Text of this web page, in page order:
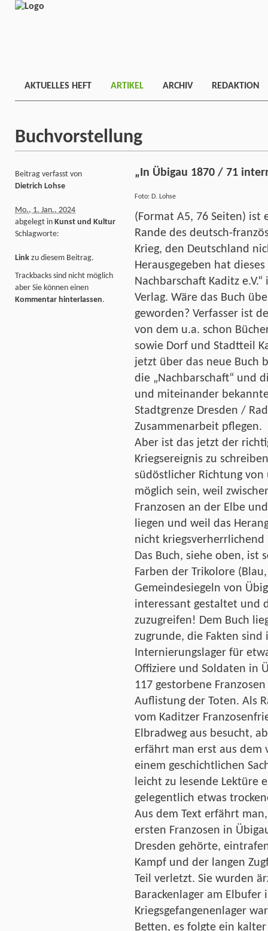
AKTUELLES HEFT ARTIKEL ARCHIV REDAKTION
Buchvorstellung
„In Übigau 1870 / 71
Foto: D. Lohse
(Format A5, 76 Seiten) ist
Rande des deutsch-
Krieg, den Deutschland
Herausgegeben hat
Nachbarschaft Kaditz
Verlag. Wäre das Buch
geworden? Verfasser ist
von dem u.a. schon
sowie Dorf und Stadtteil
jetzt über das neue Buch
die „Nachbarschaft“ und
und miteinander
Stadtgrenze Dresden /
Zusammenarbeit pflegen.
Aber ist das jetzt der
Kriegsereignis zu
südöstlicher Richtung von
möglich sein, weil
Franzosen an der Elbe
liegen und weil das
nicht kriegsverherrlichend
Das Buch, siehe oben, ist
Farben der Trikolore
Gemeindesiegeln von
interessant gestaltet und
zuzugreifen! Dem Buch
zugrunde, die Fakten
Internierungslager für
Offiziere und Soldaten in
117 gestorbene
Auflistung der Toten. Als
vom Kaditzer
Elbradweg aus besucht,
erfährt man erst aus dem
einem geschichtlichen
leicht zu lesende Lektüre
gelegentlich etwas
Aus dem Text erfährt
ersten Franzosen in
Dresden gehörte,
Kampf und der langen
Teil verletzt. Sie wurden
Barackenlager am
Kriegsgefangenenlager
Betten, es folgte ein
Beitrag verfasst von
Dietrich Lohse
Mo., 1. Jan.. 2024
abgelegt in Kunst und Kultur
Schlagworte:
Link zu diesem Beitrag.
Trackbacks sind nicht möglich
aber Sie können einen
Kommentar hinterlassen.